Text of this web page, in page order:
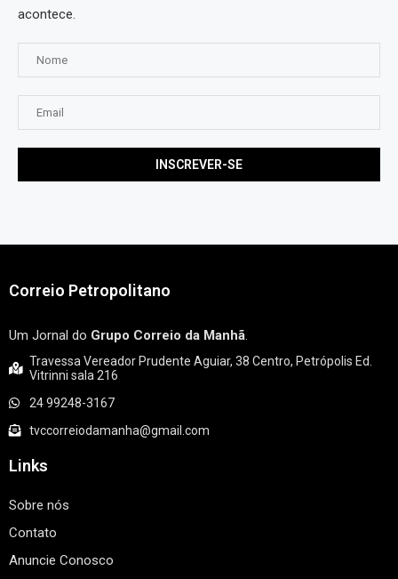
acontece.
Correio Petropolitano
Um Jornal do Grupo Correio da Manhã.
Travessa Vereador Prudente Aguiar, 38 Centro, Petrópolis Ed.
Vitrinni sala 216
24 99248-3167
tvccorreiodamanha@gmail.com
Links
Sobre nós
Contato
Anuncie Conosco